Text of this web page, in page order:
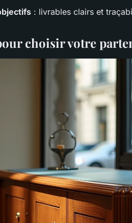
: livrables clairs et
choisir votre